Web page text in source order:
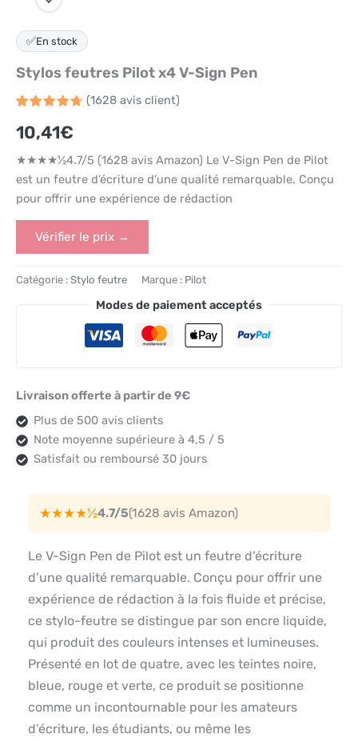
✅En stock
Stylos feutres Pilot x4 V-Sign Pen
sur 5
basé
notations
client
(1628avis client)
10,41€
★★★★½4.7/5 (1628 avis Amazon) Le V-Sign Pen de Pilot
est un feutre d’écriture d’une qualité remarquable. Conçu
pour offrir une expérience de rédaction
Vérifier le prix →
Catégorie : Stylo feutre Marque : Pilot
Modes de paiement acceptés
Livraison offerte à partir de 9€
Plus de 500 avis clients
Note moyenne supérieure à 4,5 / 5
Satisfait ou remboursé 30 jours
★★★★½4.7/5(1628 avis Amazon)
Le V-Sign Pen de Pilot est un feutre d’écriture
d’une qualité remarquable. Conçu pour offrir une
expérience de rédaction à la fois fluide et précise,
ce stylo-feutre se distingue par son encre liquide,
qui produit des couleurs intenses et lumineuses.
Présenté en lot de quatre, avec les teintes noire,
bleue, rouge et verte, ce produit se positionne
comme un incontournable pour les amateurs
d’écriture, les étudiants, ou même les